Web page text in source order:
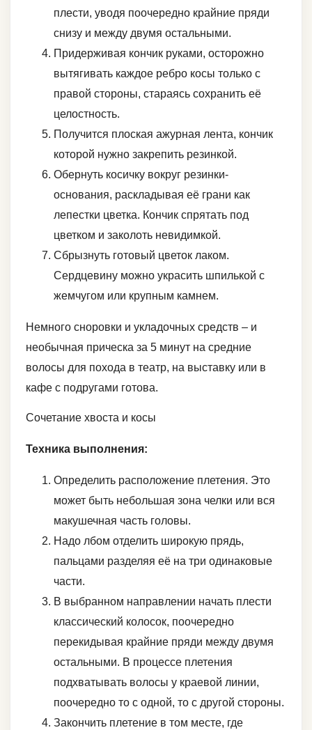
плести, уводя поочередно крайние пряди
снизу и между двумя остальными.
Придерживая кончик руками, осторожно
вытягивать каждое ребро косы только с
правой стороны, стараясь сохранить её
целостность.
Получится плоская ажурная лента, кончик
которой нужно закрепить резинкой.
Обернуть косичку вокруг резинки-
основания, раскладывая её грани как
лепестки цветка. Кончик спрятать под
цветком и заколоть невидимкой.
Сбрызнуть готовый цветок лаком.
Сердцевину можно украсить шпилькой с
жемчугом или крупным камнем.
Немного сноровки и укладочных средств – и
необычная прическа за 5 минут на средние
волосы для похода в театр, на выставку или в
кафе с подругами готова.
Сочетание хвоста и косы
Техника выполнения:
Определить расположение плетения. Это
может быть небольшая зона челки или вся
макушечная часть головы.
Надо лбом отделить широкую прядь,
пальцами разделяя её на три одинаковые
части.
В выбранном направлении начать плести
классический колосок, поочередно
перекидывая крайние пряди между двумя
остальными. В процессе плетения
подхватывать волосы у краевой линии,
поочередно то с одной, то с другой стороны.
Закончить плетение в том месте, где